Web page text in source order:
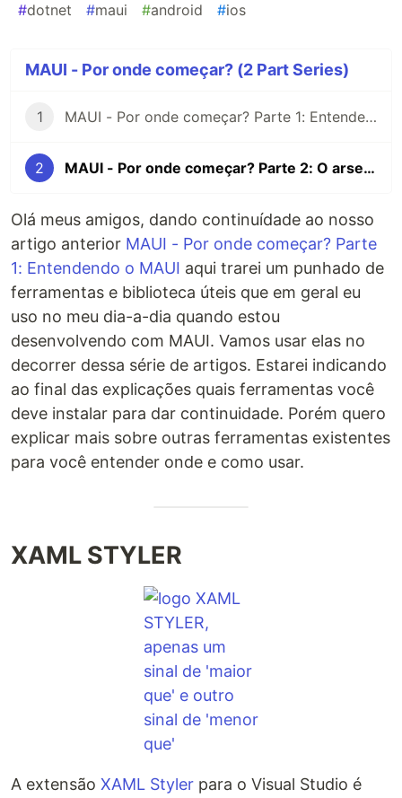
#dotnet #maui #android #ios
MAUI - Por onde começar? (2 Part Series)
1 MAUI - Por onde começar? Parte 1: Entendendo o MAUI
2 MAUI - Por onde começar? Parte 2: O arsenal de ferramentas para desenvolver apps MAUI
Olá meus amigos, dando continuídade ao nosso
artigo anterior MAUI - Por onde começar? Parte
1: Entendendo o MAUI aqui trarei um punhado de
ferramentas e biblioteca úteis que em geral eu
uso no meu dia-a-dia quando estou
desenvolvendo com MAUI. Vamos usar elas no
decorrer dessa série de artigos. Estarei indicando
ao final das explicações quais ferramentas você
deve instalar para dar continuidade. Porém quero
explicar mais sobre outras ferramentas existentes
para você entender onde e como usar.
XAML STYLER
A extensão XAML Styler para o Visual Studio é